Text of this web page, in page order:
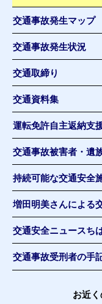
交通事故発生マップ
交通事故発生状況
交通取締り
交通資料集
運転免許自主返納支
交通事故被害者・遺
持続可能な交通安全
増田明美さんによる
交通安全ニュースち
交通事故受刑者の手
お近